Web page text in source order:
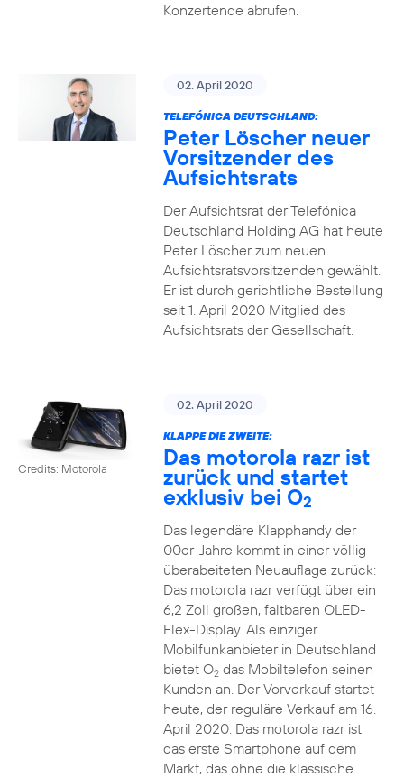
Konzertende abrufen.
02. April 2020
TELEFÓNICA DEUTSCHLAND:
Peter Löscher neuer
Vorsitzender des
Aufsichtsrats
Der Aufsichtsrat der Telefónica
Deutschland Holding AG hat heute
Peter Löscher zum neuen
Aufsichtsratsvorsitzenden gewählt.
Er ist durch gerichtliche Bestellung
seit 1. April 2020 Mitglied des
Aufsichtsrats der Gesellschaft.
Credits: Motorola
02. April 2020
KLAPPE DIE ZWEITE:
Das motorola razr ist
zurück und startet
exklusiv bei O2
Das legendäre Klapphandy der
00er-Jahre kommt in einer völlig
überabeiteten Neuauflage zurück:
Das motorola razr verfügt über ein
6,2 Zoll großen, faltbaren OLED-
Flex-Display. Als einziger
Mobilfunkanbieter in Deutschland
bietet O2das Mobiltelefon seinen
Kunden an. Der Vorverkauf startet
heute, der reguläre Verkauf am 16.
April 2020. Das motorola razr ist
das erste Smartphone auf dem
Markt, das ohne die klassische